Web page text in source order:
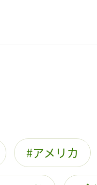
アメリカ